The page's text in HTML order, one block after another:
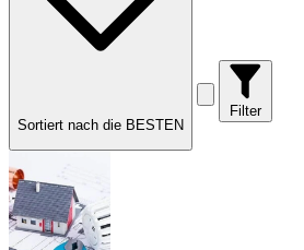
Sortiert nach die BESTEN
Filter